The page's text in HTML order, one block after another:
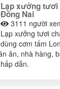
Lạp xưởng tươi
Đồng Nai
3111 người
Lạp xưởng tươi
dùng cơm tấm
ăn, nhà hàng,
dẫn.